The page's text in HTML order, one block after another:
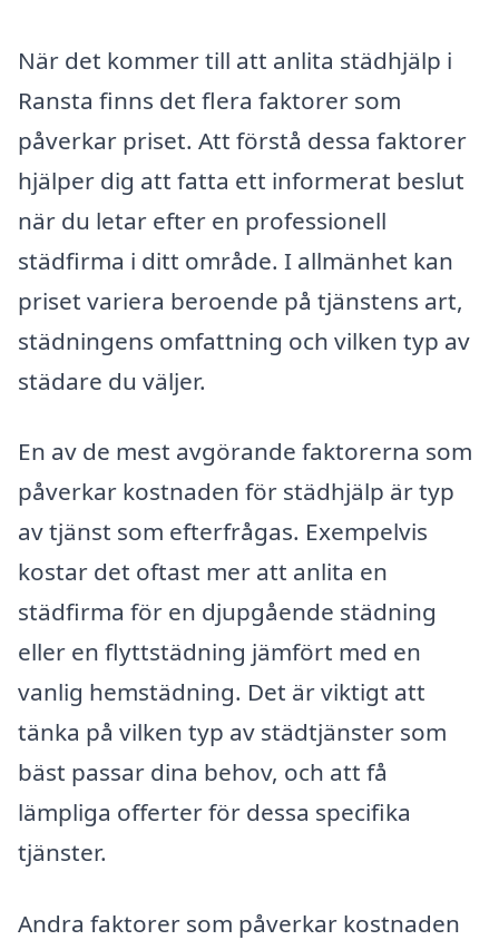
När det kommer till att anlita städhjälp i
Ransta finns det flera faktorer som
påverkar priset. Att förstå dessa faktorer
hjälper dig att fatta ett informerat beslut
när du letar efter en professionell
städfirma i ditt område. I allmänhet kan
priset variera beroende på tjänstens art,
städningens omfattning och vilken typ av
städare du väljer.
En av de mest avgörande faktorerna som
påverkar kostnaden för städhjälp är typ
av tjänst som efterfrågas. Exempelvis
kostar det oftast mer att anlita en
städfirma för en djupgående städning
eller en flyttstädning jämfört med en
vanlig hemstädning. Det är viktigt att
tänka på vilken typ av städtjänster som
bäst passar dina behov, och att få
lämpliga offerter för dessa specifika
tjänster.
Andra faktorer som påverkar kostnaden